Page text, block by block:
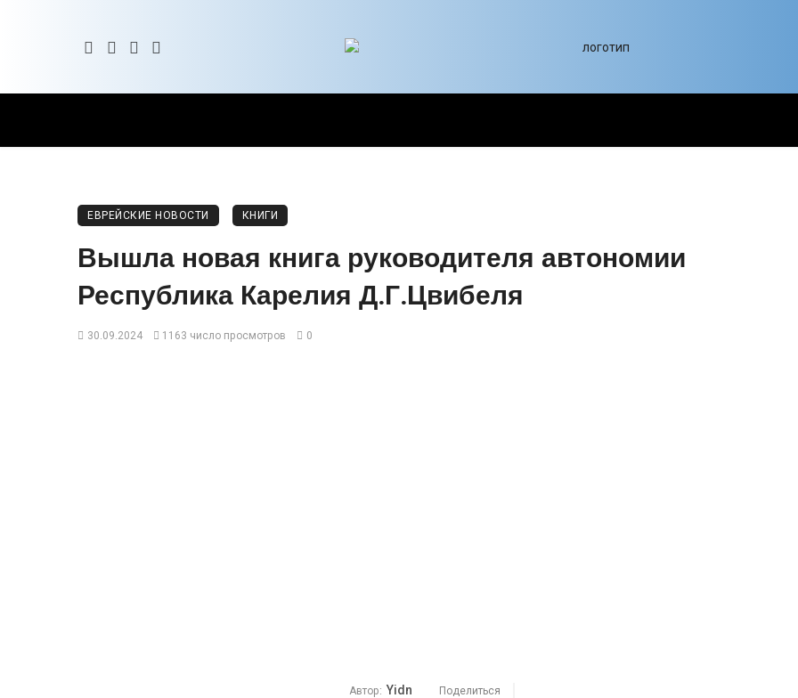
ЕВРЕЙСКИЕ НОВОСТИ КНИГИ
Вышла новая книга руководителя автономии
Республика Карелия Д.Г.Цвибеля
30.09.2024 1163 число просмотров 0
Автор: Yidn Поделиться